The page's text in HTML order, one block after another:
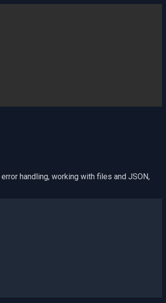
handling, working with files and JSON,